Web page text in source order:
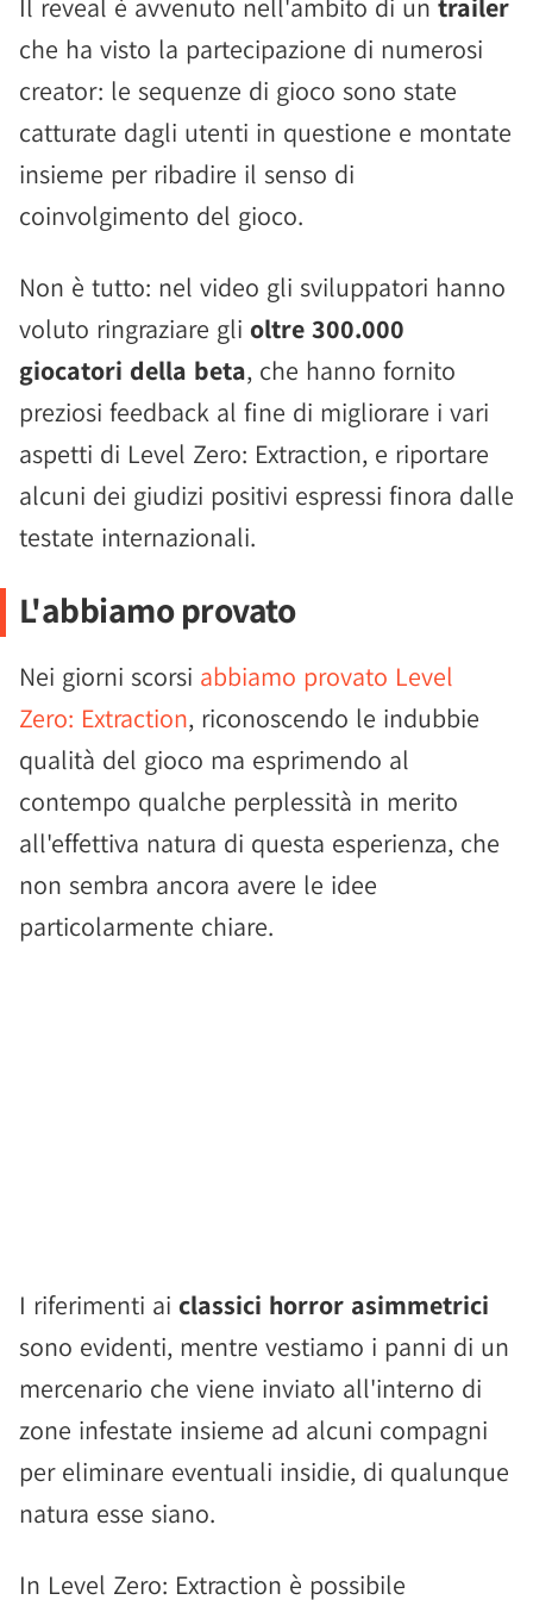
Il reveal è avvenuto nell'ambito di un trailer
che ha visto la partecipazione di numerosi
creator: le sequenze di gioco sono state
catturate dagli utenti in questione e montate
insieme per ribadire il senso di
coinvolgimento del gioco.
Non è tutto: nel video gli sviluppatori hanno
voluto ringraziare gli oltre 300.000
giocatori della beta, che hanno fornito
preziosi feedback al fine di migliorare i vari
aspetti di Level Zero: Extraction, e riportare
alcuni dei giudizi positivi espressi finora dalle
testate internazionali.
L'abbiamo provato
Nei giorni scorsi abbiamo provato Level
Zero: Extraction, riconoscendo le indubbie
qualità del gioco ma esprimendo al
contempo qualche perplessità in merito
all'effettiva natura di questa esperienza, che
non sembra ancora avere le idee
particolarmente chiare.
I riferimenti ai classici horror asimmetrici
sono evidenti, mentre vestiamo i panni di un
mercenario che viene inviato all'interno di
zone infestate insieme ad alcuni compagni
per eliminare eventuali insidie, di qualunque
natura esse siano.
In Level Zero: Extraction è possibile